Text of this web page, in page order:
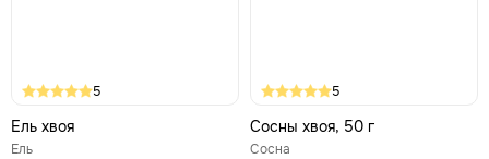
5
Ель хвоя
Ель
5
Сосны хвоя, 50 г
Сосна